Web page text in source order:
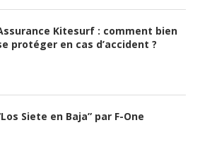
Kitesurf : comment bien
protéger en cas d’accident ?
Siete en Baja” par F-One